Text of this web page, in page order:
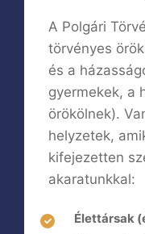
A Polgári
törvényes
és a
gyermekek, a
örökölnek).
helyzetek,
kifejezetten
akaratunkkal:
Élettársak